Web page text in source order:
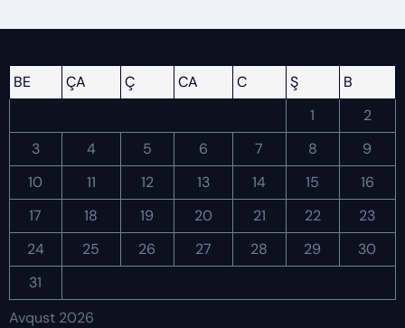
Avqust 2026
BE ÇA Ç CA C Ş
B
1
2
3
4 5 6 7 8
9
10
11 12 13 14 15
16
17
18 19 20 21 22
23
24
25 26 27 28 29
30
31